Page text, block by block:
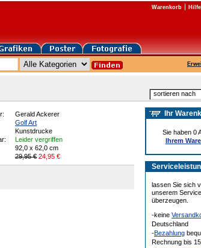
Warenkorb Hilfe
sortieren nach
Gerald Ackerer
Golf Art
Kunstdrucke
Leider vergriffen
92,0 x 62,0 cm
29,95 € 24,95 €
Ihr
Sie haben 0
Ihrem
lassen Sie sich
unserem Service
überzeugen.
-keine
Deutschland
-Bezahlung
Rechnung bis